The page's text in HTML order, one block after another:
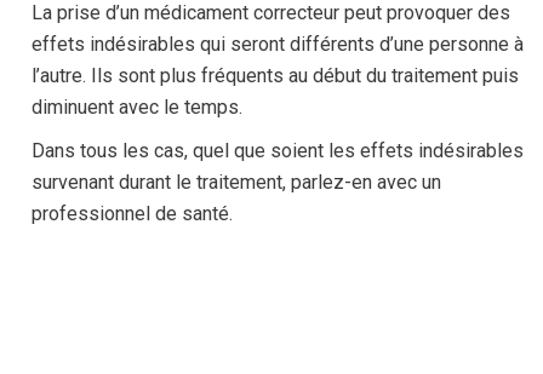
La prise d’un médicament correcteur peut provoquer des
effets indésirables qui seront différents d’une personne à
l’autre. Ils sont plus fréquents au début du traitement puis
diminuent avec le temps.
Dans tous les cas, quel que soient les effets indésirables
survenant durant le traitement, parlez-en avec un
professionnel de santé.